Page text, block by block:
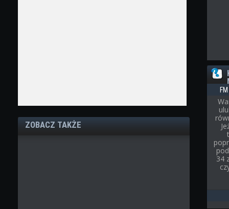
ZOBACZ TAKŻE
34